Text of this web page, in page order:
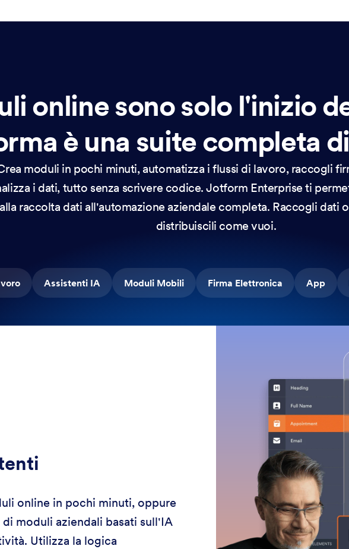
online sono solo l'inizio
è una suite completa
moduli in pochi minuti, automatizza i flussi di lavoro, raccogli
i dati, tutto senza scrivere codice. Jotform Enterprise ti
raccolta dati all'automazione aziendale completa. Raccogli dati
distribuiscili come vuoi.
Assistenti IA Moduli Mobili Firma Elettronica App
online in pochi minuti, oppure
moduli aziendali basati sull'IA
Utilizza la logica